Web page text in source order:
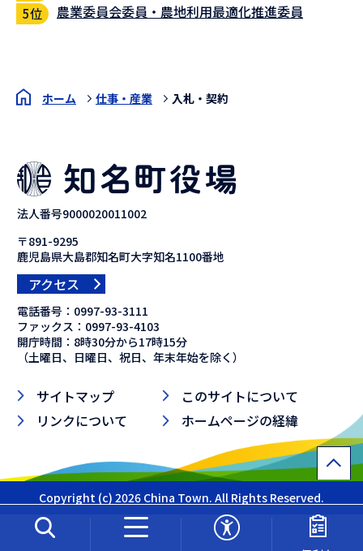
農業委員会委員・農地利用最適化推進委員
ホーム 仕事・産業 入札・契約
法人番号9000020011002
〒891-9295
鹿児島県大島郡知名町大字知名1100番地
アクセス
電話番号： 0997-93-3111
ファックス： 0997-93-4103
開庁時間：8時30分から17時15分
（土曜日、日曜日、祝日、年末年始を除く）
サイトマップ
このサイトについて
リンクについて
ホームページの経緯
Copyright (c) 2026 China Town. All Rights Reserved.